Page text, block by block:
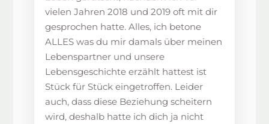
vielen Jahren 2018 und 2019 oft mit dir
gesprochen hatte. Alles, ich betone
ALLES was du mir damals über meinen
Lebenspartner und unsere
Lebensgeschichte erzählt hattest ist
Stück für Stück eingetroffen. Leider
auch, dass diese Beziehung scheitern
wird, deshalb hatte ich dich ja nicht